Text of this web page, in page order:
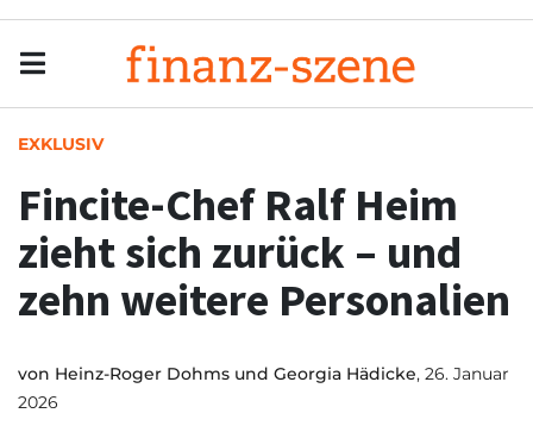
EXKLUSIV
Fincite-Chef Ralf Heim
zieht sich zurück – und
zehn weitere Personalien
von Heinz-Roger Dohms und Georgia Hädicke, 26. Januar
2026